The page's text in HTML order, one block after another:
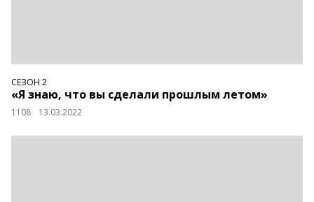
СЕЗОН 2
«Я знаю, что вы сделали прошлым летом»
1108 13.03.2022